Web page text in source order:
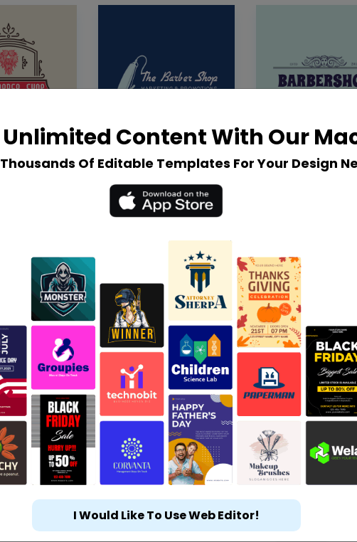
Content With Our
Of Editable Templates For Your Design
I Would Like To Use Web Editor!